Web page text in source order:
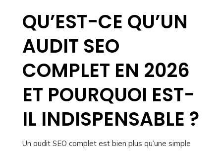
QU’EST-CE QU’UN
AUDIT SEO
COMPLET EN 2026
ET POURQUOI EST-
IL INDISPENSABLE ?
Un audit SEO complet est bien plus qu’une simple